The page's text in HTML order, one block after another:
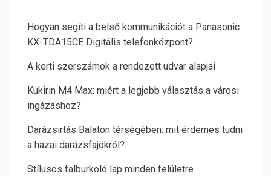
Hogyan segíti a belső kommunikációt a Panasonic
KX-TDA15CE Digitális telefonközpont?
A kerti szerszámok a rendezett udvar alapjai
Kukirin M4 Max: miért a legjobb választás a városi
ingázáshoz?
Darázsirtás Balaton térségében: mit érdemes tudni
a hazai darázsfajokról?
Stílusos falburkoló lap minden felületre